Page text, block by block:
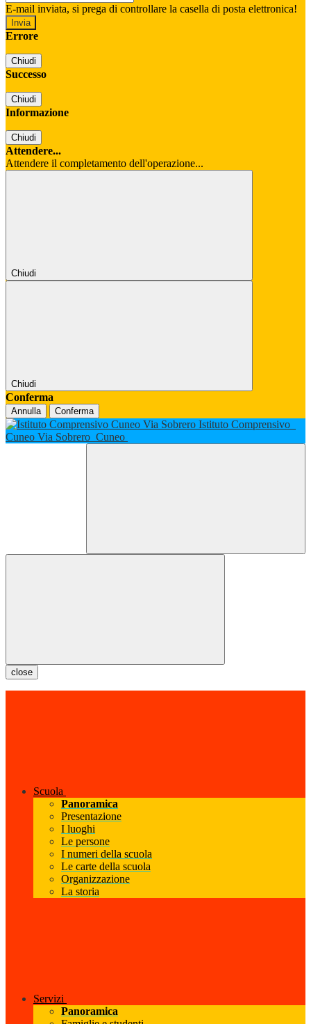
E-mail inviata, si prega di controllare la casella di posta elettronica!
Errore
Chiudi
Successo
Chiudi
Informazione
Chiudi
Attendere...
Attendere il completamento dell'operazione...
Chiudi
Chiudi
Conferma
Annulla Conferma
Istituto Comprensivo
Cuneo Via Sobrero Cuneo
close
Scuola
Panoramica
Presentazione
I luoghi
Le persone
I numeri della scuola
Le carte della scuola
Organizzazione
La storia
Servizi
Panoramica